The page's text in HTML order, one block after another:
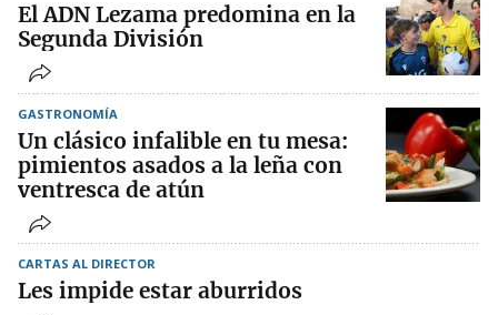
El ADN Lezama predomina en la
Segunda División
GASTRONOMÍA
Un clásico infalible en tu mesa:
pimientos asados a la leña con
ventresca de atún
CARTAS AL DIRECTOR
Les impide estar aburridos